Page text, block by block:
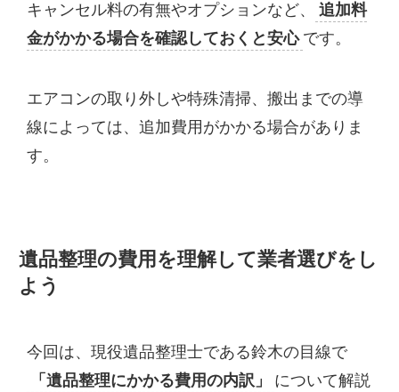
キャンセル料の有無やオプションなど、
追加料
金がかかる場合を確認しておくと安心 です。
エアコンの取り外しや特殊清掃、搬出までの導
線によっては、追加費用がかかる場合がありま
す。
遺品整理の費用を理解して業者選びをし
よう
今回は、現役遺品整理士である鈴木の目線で
「遺品整理にかかる費用の内訳」
について解説